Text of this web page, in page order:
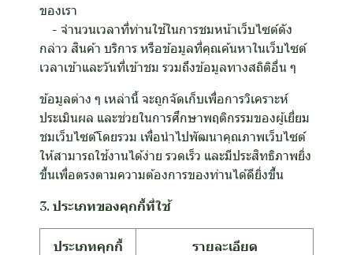
ของเรา
- จำนวนเวลาที่ท่านใช้ในการชมหน้าเว็บไซต์ดัง
กล่าว สินค้า บริการ หรือข้อมูลที่คุณค้นหาในเว็บไซต์
เวลาเข้าและวันที่เข้าชม รวมถึงข้อมูลทางสถิติอื่น ๆ
ข้อมูลต่าง ๆ เหล่านี้ จะถูกจัดเก็บเพื่อการวิเคราะห์
ประเมินผล และช่วยในการศึกษาพฤติกรรมของผู้เยี่ยม
ชมเว็บไซต์โดยรวม เพื่อนำไปพัฒนาคุณภาพเว็บไซต์
ให้สามารถใช้งานได้ง่าย รวดเร็ว และมีประสิทธิภาพยิ่ง
ขึ้นเพื่อตรงตามความต้องการของท่านได้ดียิ่งขึ้น
3. ประเภทของคุกกี้ที่ใช้
ประเภทคุกกี้ รายละเอียด